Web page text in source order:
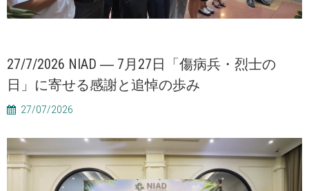
27/7/2026 NIAD ― 7月27日「傷病兵・烈士の
日」に寄せる感謝と追悼の歩み
27/07/2026